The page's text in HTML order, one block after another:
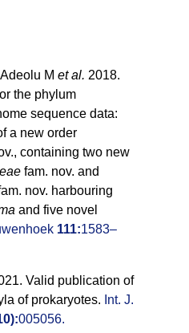
M et al. 2018.
the phylum
sequence data:
a new order
containing two new
fam. nov. and
nov. harbouring
and five novel
111:1583–
Valid publication of
of prokaryotes. Int. J.
005056.